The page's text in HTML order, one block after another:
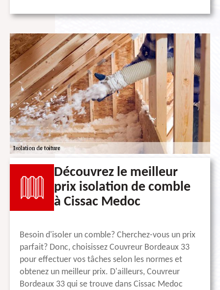
Découvrez le meilleur
prix isolation de comble
à Cissac Medoc
Besoin d'isoler un comble? Cherchez-vous un prix
parfait? Donc, choisissez Couvreur Bordeaux 33
pour effectuer vos tâches selon les normes et
obtenez un meilleur prix. D'ailleurs, Couvreur
Bordeaux 33 qui se trouve dans Cissac Medoc